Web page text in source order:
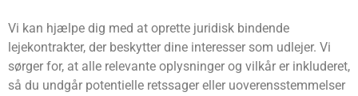
Vi kan hjælpe dig med at oprette juridisk bindende
lejekontrakter, der beskytter dine interesser som udlejer. Vi
sørger for, at alle relevante oplysninger og vilkår er inkluderet,
så du undgår potentielle retssager eller uoverensstemmelser